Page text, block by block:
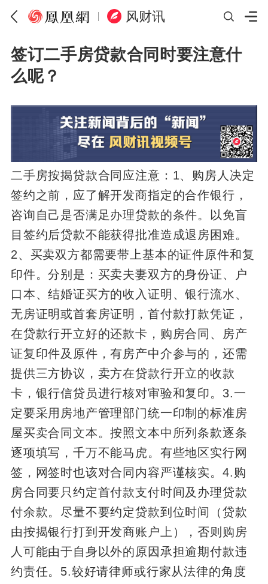
风财讯
签订二手房贷款合同时要注意什
么呢？
二手房按揭贷款合同应注意：1、购房人决定
签约之前，应了解开发商指定的合作银行，
咨询自己是否满足办理贷款的条件。以免盲
目签约后贷款不能获得批准造成退房困难。
2、买卖双方都需要带上基本的证件原件和复
印件。分别是：买卖夫妻双方的身份证、户
口本、结婚证买方的收入证明、银行流水、
无房证明或首套房证明，首付款打款凭证，
在贷款行开立好的还款卡，购房合同、房产
证复印件及原件，有房产中介参与的，还需
提供三方协议，卖方在贷款行开立的收款
卡，银行信贷员进行核对审验和复印。3.一
定要采用房地产管理部门统一印制的标准房
屋买卖合同文本。按照文本中所列条款逐条
逐项填写，千万不能马虎。有些地区实行网
签，网签时也该对合同内容严谨核实。4.购
房合同要只约定首付款支付时间及办理贷款
付余款。尽量不要约定贷款到位时间（贷款
由按揭银行打到开发商账户上），否则购房
人可能由于自身以外的原因承担逾期付款违
约责任。5.较好请律师或行家从法律的角度